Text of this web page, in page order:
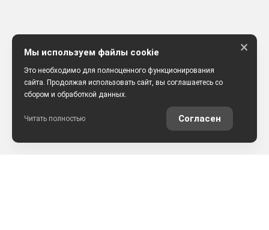
Мы используем файлы cookie
Это необходимо для полноценного функционирования
сайта. Продолжая использовать сайт, вы соглашаетесь со
сбором и обработкой данных.
Читать полностью Согласен
×